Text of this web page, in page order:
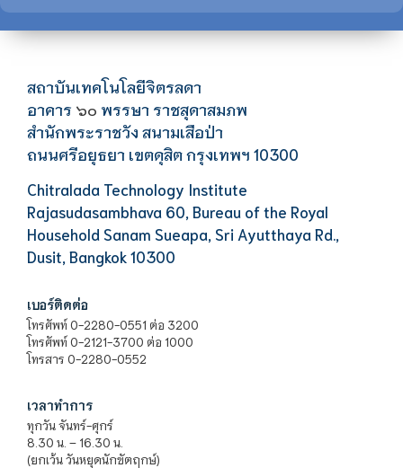
สถาบันเทคโนโลยีจิตรลดา
อาคาร ๖๐ พรรษา ราชสุดาสมภพ
สำนักพระราชวัง สนามเสือป่า
ถนนศรีอยุธยา เขตดุสิต กรุงเทพฯ 10300
Chitralada Technology Institute
Rajasudasambhava 60, Bureau of the Royal
Household Sanam Sueapa, Sri Ayutthaya Rd.,
Dusit, Bangkok 10300
เบอร์ติดต่อ
โทรศัพท์ 0-2280-0551 ต่อ 3200
โทรศัพท์ 0-2121-3700 ต่อ 1000
โทรสาร 0-2280-0552
เวลาทำการ
ทุกวัน จันทร์-ศุกร์
8.30 น. – 16.30 น.
(ยกเว้น วันหยุดนักขัตฤกษ์)